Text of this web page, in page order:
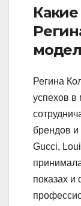
Регина
успехов в
брендов и
Gucci,
показах и